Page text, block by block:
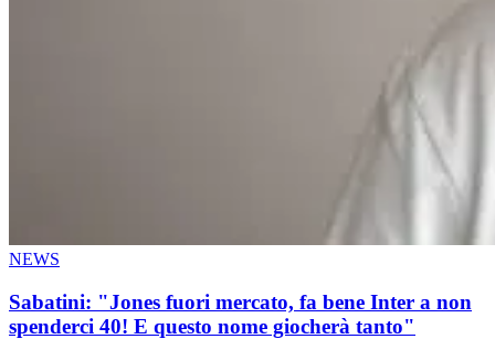
NEWS
Sabatini: "Jones fuori mercato, fa bene Inter a non
spenderci 40! E questo nome giocherà tanto"